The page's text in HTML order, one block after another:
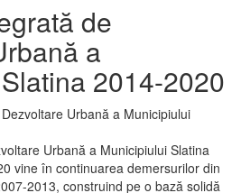
de
a
2014-2020
Urbană a Municipiului Slatina
vine în continuarea demersurilor din
2013, construind pe o bază solidă